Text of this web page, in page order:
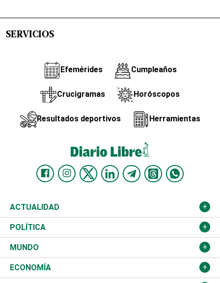
SERVICIOS
Efemérides Cumpleaños
Crucigramas Horóscopos
Resultados deportivos Herramientas
ACTUALIDAD
Nacional
Ciudad
Educación
POLÍTICA
Partidos
JCE
MUNDO
Estados Unidos
ECONOMÍA